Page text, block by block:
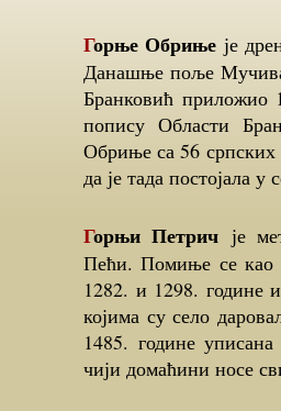
Горње Обриње је
Данашње поље
Бранковић приложио
попису Области
Обриње са 56 српских
да је тада постојала
Горњи Петрич је
Пећи. Помиње се као
1282. и 1298. године
којима су село
1485. године
чији домаћини носе